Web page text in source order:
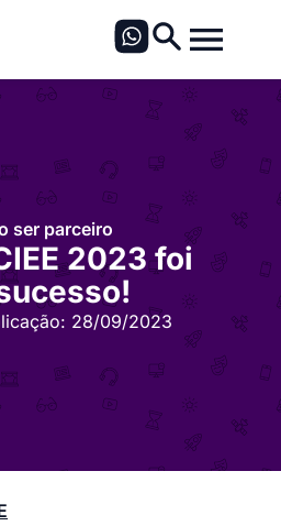
ser parceiro
2023 foi
28/09/2023